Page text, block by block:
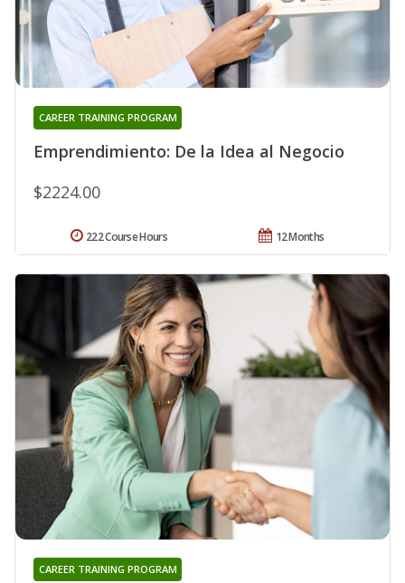
Emprendimiento: De la Idea al Negocio
CAREER TRAINING PROGRAM
$2224.00
12 Months
222 Course Hours
CAREER TRAINING PROGRAM